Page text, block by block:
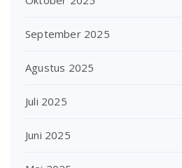
September 2025
Agustus 2025
Juli 2025
Juni 2025